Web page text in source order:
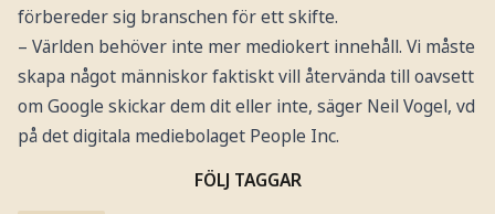
förbereder sig branschen för ett skifte.
– Världen behöver inte mer mediokert innehåll. Vi måste
skapa något människor faktiskt vill återvända till oavsett
om Google skickar dem dit eller inte, säger Neil Vogel, vd
på det digitala mediebolaget People Inc.
FÖLJ TAGGAR